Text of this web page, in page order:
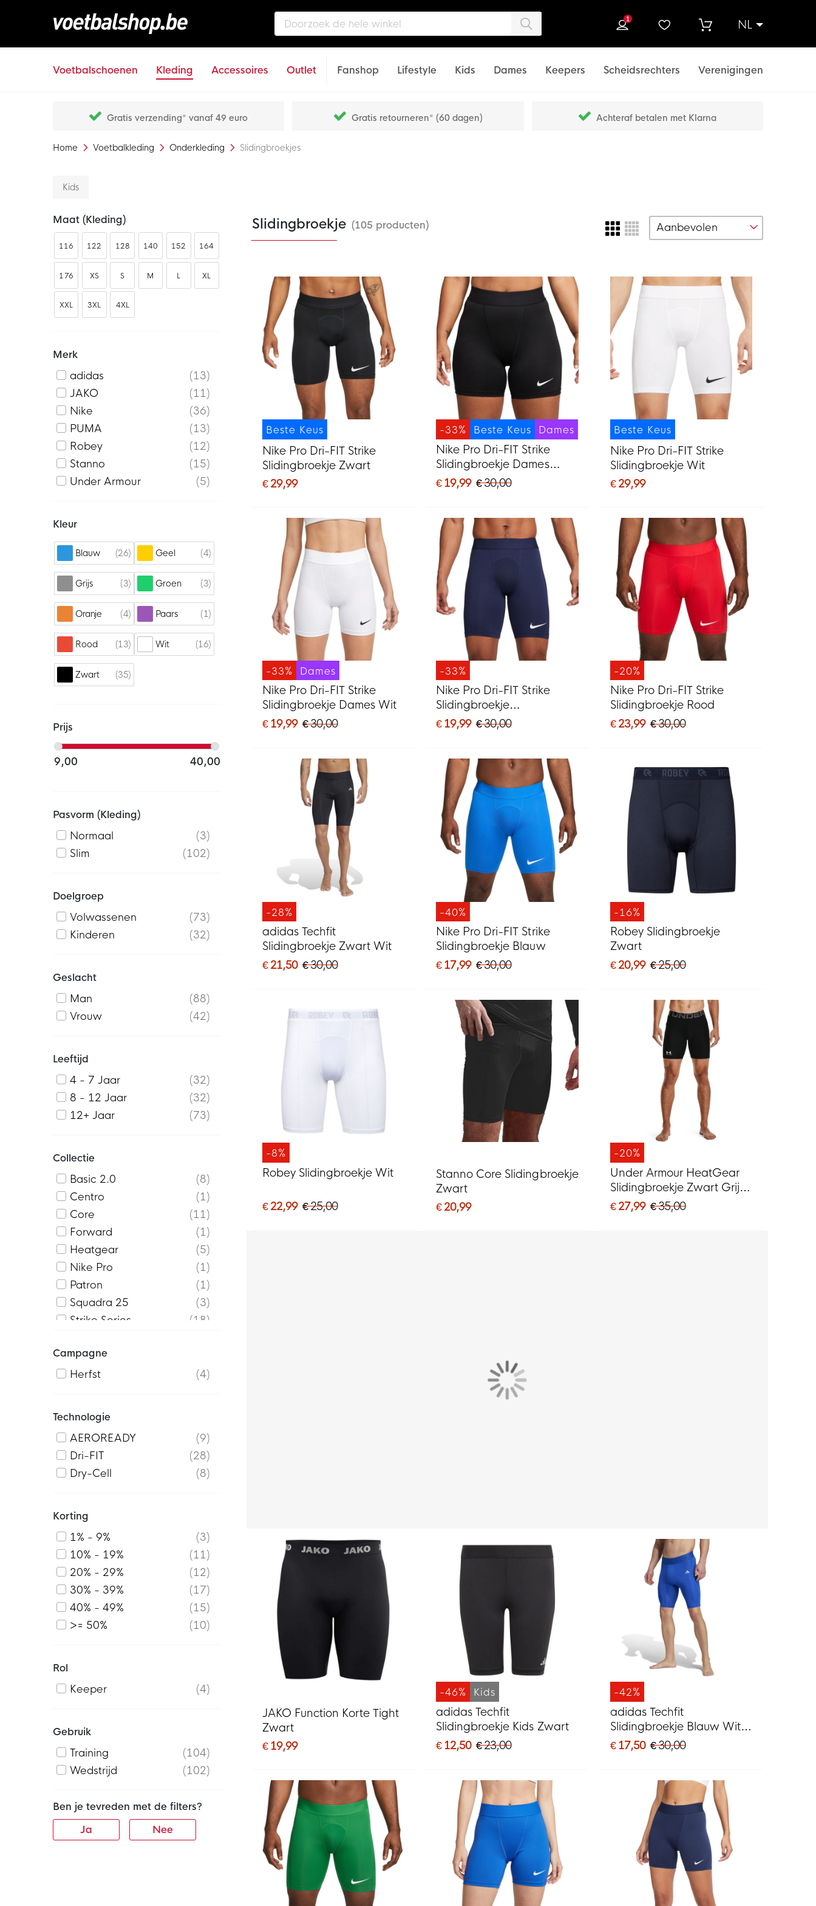
NL
1
Voetbalschoenen Kleding Accessoires Outlet Fanshop Lifestyle Kids Dames Keepers Scheidsrechters Verenigingen
Gratis verzending* vanaf 49 euro Gratis retourneren* (60 dagen) Achteraf betalen met Klarna
Home Voetbalkleding Onderkleding Slidingbroekjes
Kids
Slidingbroekje (105 producten)
Beste Keus
Nike Pro Dri-FIT Strike
Slidingbroekje Zwart
€ 29,99
Beste Keus
-33% Dames
Nike Pro Dri-FIT Strike
Slidingbroekje Dames
Zwart
€ 19,99 € 30,00
Beste Keus
Nike Pro Dri-FIT Strike
Slidingbroekje Wit
€ 29,99
-33% Dames
Nike Pro Dri-FIT Strike
Slidingbroekje Dames Wit
€ 19,99 € 30,00
-33%
Nike Pro Dri-FIT Strike
Slidingbroekje
Donkerblauw
€ 19,99 € 30,00
-20%
Nike Pro Dri-FIT Strike
Slidingbroekje Rood
€ 23,99 € 30,00
-28%
adidas Techfit
Slidingbroekje Zwart Wit
€ 21,50 € 30,00
-40%
Nike Pro Dri-FIT Strike
Slidingbroekje Blauw
€ 17,99 € 30,00
-16%
Robey Slidingbroekje
Zwart
€ 20,99 € 25,00
-8%
Robey Slidingbroekje Wit
€ 22,99 € 25,00
Stanno Core Slidingbroekje
Zwart
€ 20,99
-20%
Under Armour HeatGear
Slidingbroekje Zwart Grijs
Wit
€ 27,99 € 35,00
JAKO Function Korte Tight
Zwart
€ 19,99
-46% Kids
adidas Techfit
Slidingbroekje Kids Zwart
€ 12,50 € 23,00
-42%
adidas Techfit
Slidingbroekje Blauw Wit
Zwart
€ 17,50 € 30,00
Maat (kleding)
116 122 128 140 152 164
176 XS S M L XL
XXL 3XL 4XL
Merk
adidas
13
JAKO
11
Nike
36
PUMA
13
Robey
12
Stanno
15
Under Armour
5
Kleur
Blauw 26 Geel 4
Grijs 3 Groen 3
Oranje 4 Paars 1
Rood 13 Wit 16
Zwart 35
Prijs
9,00 40,00
Pasvorm (kleding)
Normaal
3
Slim
102
Doelgroep
Volwassenen
73
Kinderen
32
Geslacht
Man
88
Vrouw
42
Leeftijd
4 - 7 Jaar
32
8 - 12 Jaar
32
12+ Jaar
73
Collectie
Basic 2.0
8
Centro
1
Core
11
Forward
1
Heatgear
5
Nike Pro
1
Patron
1
Squadra 25
3
Strike Series
18
Techfit
Campagne
Herfst
4
Technologie
AEROREADY
9
Dri-FIT
28
Dry-Cell
8
Korting
1% - 9%
3
10% - 19%
11
20% - 29%
12
30% - 39%
17
40% - 49%
15
>= 50%
10
Rol
Keeper
4
Gebruik
Training
104
Wedstrijd
102
Ben je tevreden met de filters?
Ja
Nee